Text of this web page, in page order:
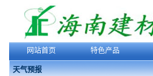
网站首页 特色产品
天气预报